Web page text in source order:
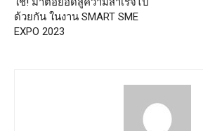
ด้วยกัน ในงาน SMART SME
EXPO 2023